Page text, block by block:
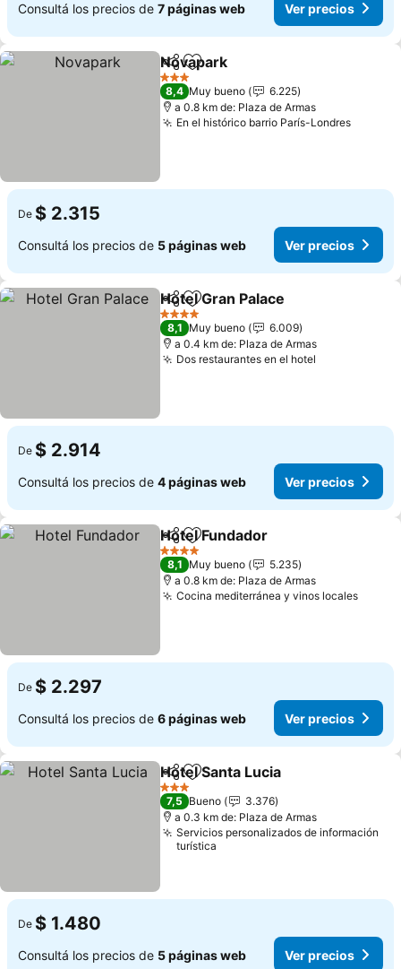
Consultá los precios de 7 páginas web Ver precios
CompartirAñadir a favoritos
Novapark
3 Estrellas
8,4 Muy bueno
6.225
a 0.8 km de: Plaza de Armas
En el histórico barrio París-LondresVer
De $ 2.315
Consultá los precios de 5 páginas web Ver precios
CompartirAñadir a favoritos
Hotel Gran Palace
4 Estrellas
8,1 Muy bueno
6.009
a 0.4 km de: Plaza de Armas
Dos restaurantes en el hotel
De $ 2.914
Consultá los precios de 4 páginas web Ver precios
CompartirAñadir a favoritos
Hotel Fundador
4 Estrellas
8,1 Muy bueno
5.235
a 0.8 km de: Plaza de Armas
Cocina mediterránea y vinos localesVer
De $ 2.297
Consultá los precios de 6 páginas web Ver precios
CompartirAñadir a favoritos
Hotel Santa Lucia
3 Estrellas
7,5 Bueno
3.376
a 0.3 km de: Plaza de Armas
Servicios personalizados de información
turística
De $ 1.480
Consultá los precios de 5 páginas web Ver precios